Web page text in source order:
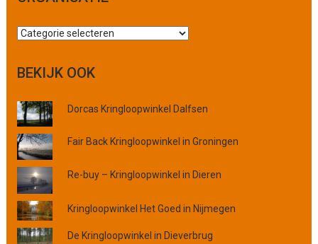
Z
k
p
p
l
a
t
s
,
p
BEKIJK OOK
Dorcas Kringloopwinkel Dalfsen
Fair Back Kringloopwinkel in Groningen
Re-buy – Kringloopwinkel in Dieren
Kringloopwinkel Het Goed in Nijmegen
De Kringloopwinkel in Dieverbrug